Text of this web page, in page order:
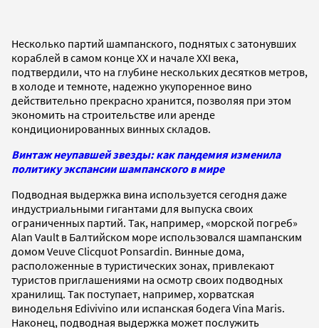
Несколько партий шампанского, поднятых с затонувших
кораблей в самом конце XX и начале XXI века,
подтвердили, что на глубине нескольких десятков метров,
в холоде и темноте, надежно укупоренное вино
действительно прекрасно хранится, позволяя при этом
экономить на строительстве или аренде
кондиционированных винных складов.
Винтаж неупавшей звезды: как пандемия изменила
политику экспансии шампанского в мире
Подводная выдержка вина используется сегодня даже
индустриальными гигантами для выпуска своих
ограниченных партий. Так, например, «морской погреб»
Alan Vault в Балтийском море использовался шампанским
домом Veuve Clicquot Ponsardin. Винные дома,
расположенные в туристических зонах, привлекают
туристов приглашениями на осмотр своих подводных
хранилищ. Так поступает, например, хорватская
винодельня Edivivino или испанская бодега Vina Maris.
Наконец, подводная выдержка может послужить